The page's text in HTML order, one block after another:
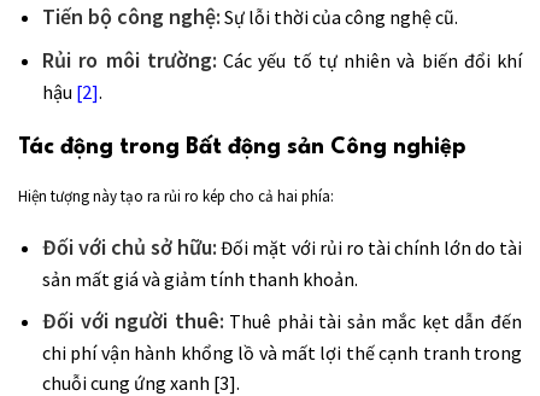
Tiến bộ công nghệ: Sự lỗi thời của công nghệ cũ.
Rủi ro môi trường: Các yếu tố tự nhiên và biến đổi khí
hậu [2].
Tác động trong Bất động sản Công nghiệp
Hiện tượng này tạo ra rủi ro kép cho cả hai phía:
Đối với chủ sở hữu: Đối mặt với rủi ro tài chính lớn do tài
sản mất giá và giảm tính thanh khoản.
Đối với người thuê: Thuê phải tài sản mắc kẹt dẫn đến
chi phí vận hành khổng lồ và mất lợi thế cạnh tranh trong
chuỗi cung ứng xanh [3].